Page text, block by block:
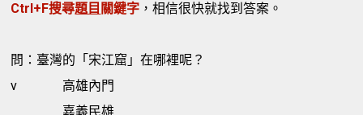
Ctrl+F搜尋題目 關鍵字 ，相信很快就找到答案。
問：臺灣的「宋江窟」在哪裡呢？
v
高雄內門
嘉義民雄